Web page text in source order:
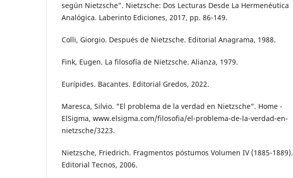
según Nietzsche”. Nietzsche: Dos Lecturas Desde La Hermenéutica
Analógica. Laberinto Ediciones, 2017, pp. 86-149.
Colli, Giorgio. Después de Nietzsche. Editorial Anagrama, 1988.
Fink, Eugen. La filosofía de Nietzsche. Alianza, 1979.
Eurípides. Bacantes. Editorial Gredos, 2022.
Maresca, Silvio. "El problema de la verdad en Nietzsche". Home -
ElSigma, www.elsigma.com/filosofia/el-problema-de-la-verdad-en-
nietzsche/3223.
Nietzsche, Friedrich. Fragmentos póstumos Volumen IV (1885-1889).
Editorial Tecnos, 2006.